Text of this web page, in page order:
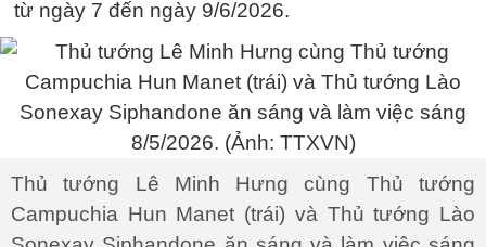
từ ngày 7 đến ngày 9/6/2026.
Thủ tướng Lê Minh Hưng cùng Thủ tướng
Campuchia Hun Manet (trái) và Thủ tướng Lào